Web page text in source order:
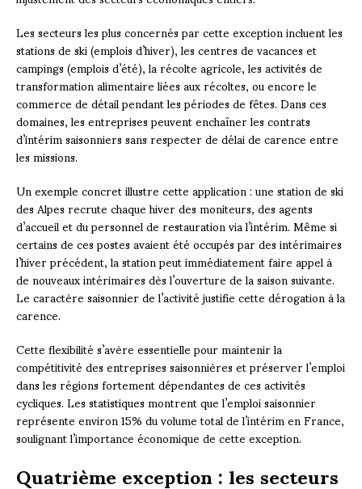
Les secteurs les plus concernés par cette exception incluent les
stations de ski (emplois d’hiver), les centres de vacances et
campings (emplois d’été), la récolte agricole, les activités de
transformation alimentaire liées aux récoltes, ou encore le
commerce de détail pendant les périodes de fêtes. Dans ces
domaines, les entreprises peuvent enchaîner les contrats
d’intérim saisonniers sans respecter de délai de carence entre
les missions.
Un exemple concret illustre cette application : une station de ski
des Alpes recrute chaque hiver des moniteurs, des agents
d’accueil et du personnel de restauration via l’intérim. Même si
certains de ces postes avaient été occupés par des intérimaires
l’hiver précédent, la station peut immédiatement faire appel à
de nouveaux intérimaires dès l’ouverture de la saison suivante.
Le caractère saisonnier de l’activité justifie cette dérogation à la
carence.
Cette flexibilité s’avère essentielle pour maintenir la
compétitivité des entreprises saisonnières et préserver l’emploi
dans les régions fortement dépendantes de ces activités
cycliques. Les statistiques montrent que l’emploi saisonnier
représente environ 15% du volume total de l’intérim en France,
soulignant l’importance économique de cette exception.
Quatrième exception : les secteurs